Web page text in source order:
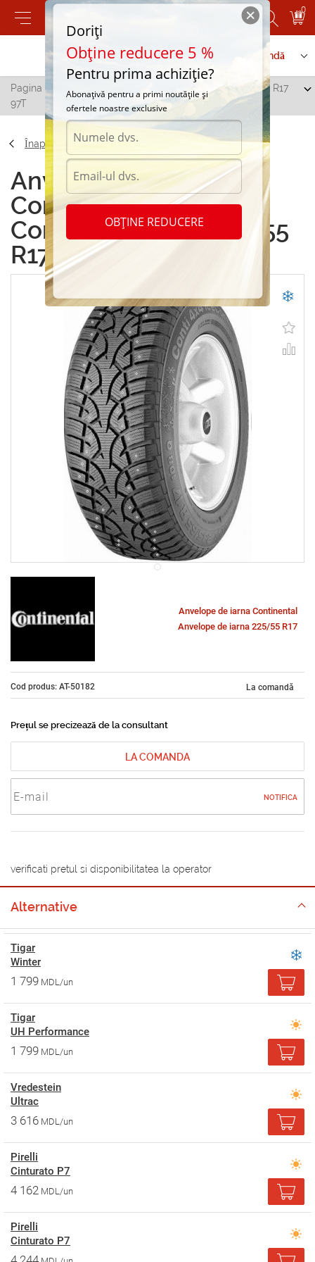
0
Contactați-ne Serviciu de comandă
Pagina principală
Continental ContiIceContact 225/55 R17
97T
Înapoi
Anvelope de iarna
Continental
ContiIceContact 225/55
R17 97T
Anvelope de iarna Continental
Anvelope de iarna 225/55 R17
Cod produs: AT-50182 La comandă
Prețul se precizează de la consultant
LA COMANDA
NOTIFICA
verificati pretul si disponibilitatea la operator
Alternative
Tigar
Winter
1 799 MDL/un
Tigar
UH Performance
1 799 MDL/un
Vredestein
Ultrac
3 616 MDL/un
Pirelli
Cinturato P7
4 162 MDL/un
Pirelli
Cinturato P7
Doriți
Obține reducere 5 %
Pentru prima achiziție?
Abonațivă pentru a primi noutățile și
ofertele noastre exclusive
OBȚINE REDUCERE